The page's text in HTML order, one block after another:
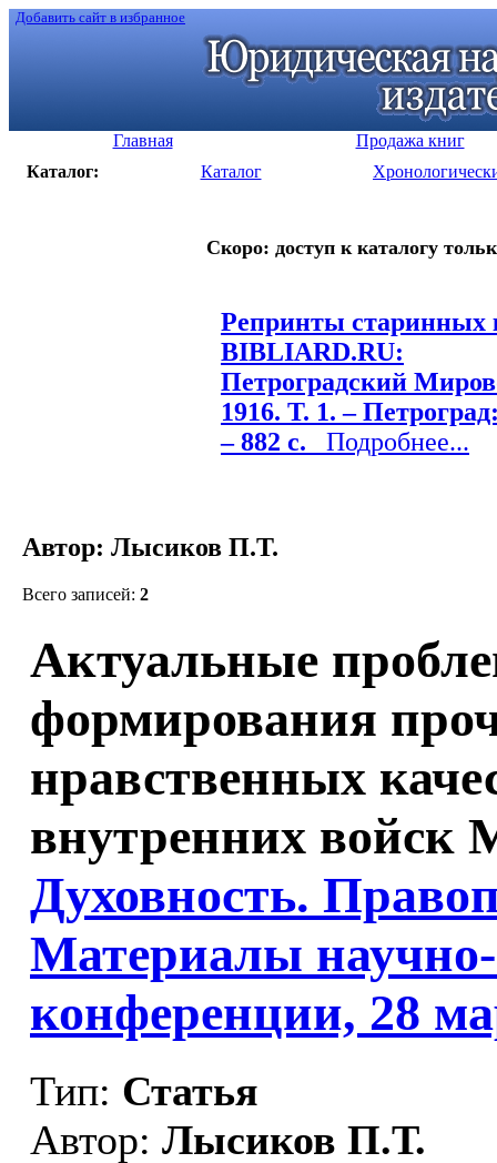
Добавить сайт в избранное
Главная
Продажа книг
Каталог:
Каталог
Скоро: доступ к каталогу
Репринты старинных
BIBLIARD.RU:
Петроградский
1916. Т. 1. –
– 882 с. Подробнее...
Автор: Лысиков П.Т.
Всего записей: 2
Актуальные
формирования
нравственных
внутренних войск
Духовность.
Материалы
конференции, 28
Тип: Статья
Автор: Лысиков П.Т.